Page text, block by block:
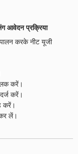
आवेदन प्रक्रिया
पालन करके नीट यूजी
करें।
करें।
करें।
लें।